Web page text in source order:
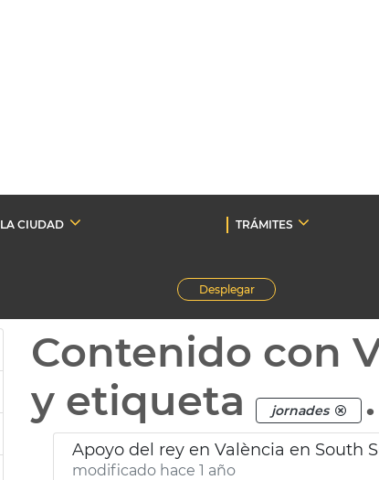
LA CIUDAD TRÁMITES
Desplegar
Contenido con
y etiqueta jornades .
Apoyo del rey en València en South
modificado hace 1 año